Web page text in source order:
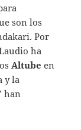
son los
Por
ha
Altube en
y la
han